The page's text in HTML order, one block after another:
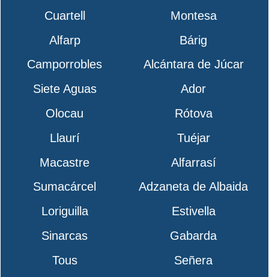
Cuartell
Montesa
Alfarp
Bárig
Camporrobles
Alcántara de Júcar
Siete Aguas
Ador
Olocau
Rótova
Llaurí
Tuéjar
Macastre
Alfarrasí
Sumacárcel
Adzaneta de Albaida
Loriguilla
Estivella
Sinarcas
Gabarda
Tous
Señera